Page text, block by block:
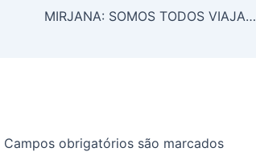
MIRJANA: SOMOS TODOS VIAJANTES A CAMINHO DA ETERNIDADE
Campos obrigatórios são marcados